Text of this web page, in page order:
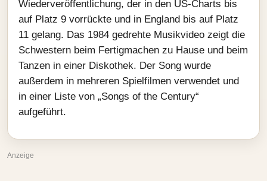
Wiederveröffentlichung, der in den US-Charts bis
auf Platz 9 vorrückte und in England bis auf Platz
11 gelang. Das 1984 gedrehte Musikvideo zeigt die
Schwestern beim Fertigmachen zu Hause und beim
Tanzen in einer Diskothek. Der Song wurde
außerdem in mehreren Spielfilmen verwendet und
in einer Liste von „Songs of the Century“
aufgeführt.
Anzeige